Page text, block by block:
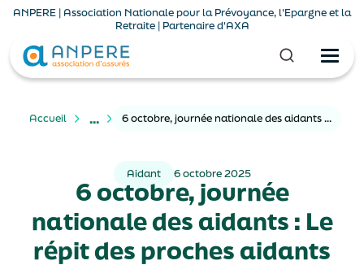
ANPERE | Association Nationale pour la Prévoyance, l'Epargne et la
Retraite | Partenaire d'AXA
Accueil ... 6 octobre, journée nationale des aidants : Le répit des proches aidants mieux encadré
Aidant 6 octobre 2025
6 octobre, journée
nationale des aidants : Le
répit des proches aidants